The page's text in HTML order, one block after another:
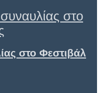
στο Φεστιβάλ